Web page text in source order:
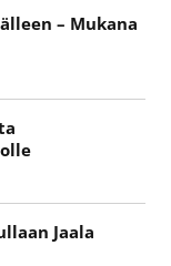
– Mukana
Jaala